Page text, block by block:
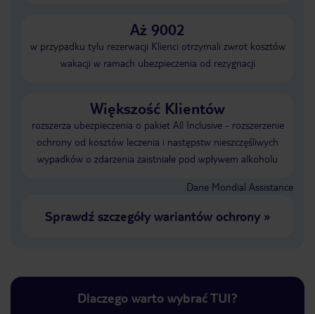
Aż 9002
w przypadku tylu rezerwacji Klienci otrzymali zwrot kosztów
wakacji w ramach ubezpieczenia od rezygnacji
Większość Klientów
rozszerza ubezpieczenia o pakiet All Inclusive - rozszerzenie
ochrony od kosztów leczenia i następstw nieszczęśliwych
wypadków o zdarzenia zaistniałe pod wpływem alkoholu
Dane Mondial Assistance
Sprawdź szczegóły wariantów ochrony»
Dlaczego warto wybrać TUI?